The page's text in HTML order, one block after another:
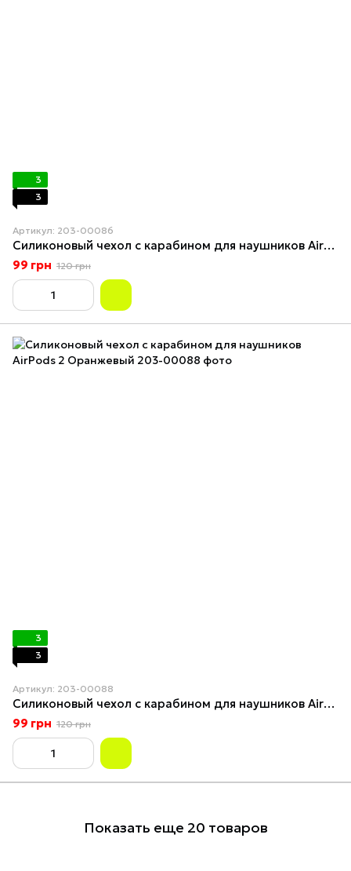
3
3
Артикул: 203-00086
Силиконовый чехол с карабином для наушников AirPods 2 Горчичный
99 грн 120 грн
3
3
Артикул: 203-00088
Силиконовый чехол с карабином для наушников AirPods 2 Оранжевый
99 грн 120 грн
Показать еще 20 товаров